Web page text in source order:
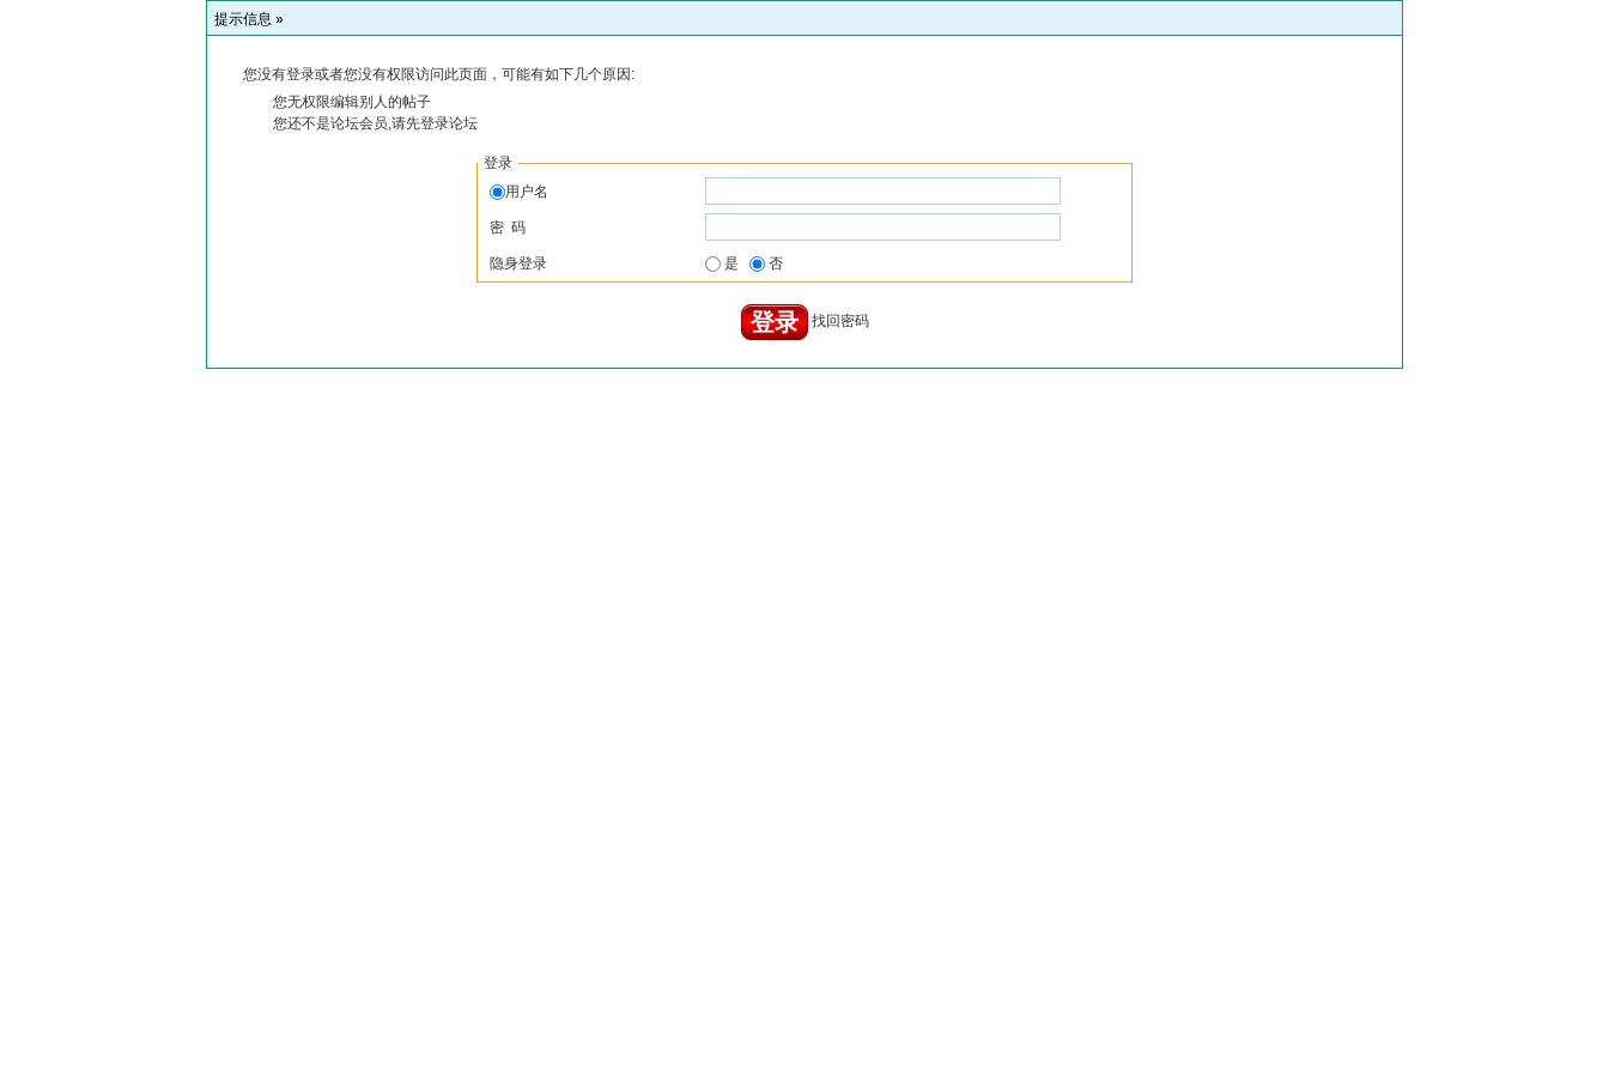
提示信息 »
您没有登录或者您没有权限访问此页面，可能有如下几个原因:
您无权限编辑别人的帖子
您还不是论坛会员,请先登录论坛
登录
用户名
密 码
隐身登录 是 否
找回密码